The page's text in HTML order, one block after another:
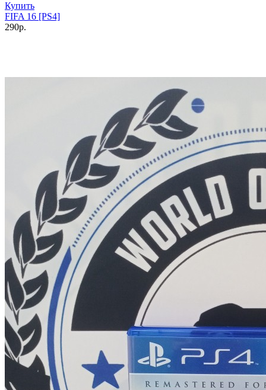
Купить
FIFA 16 [PS4]
290р.